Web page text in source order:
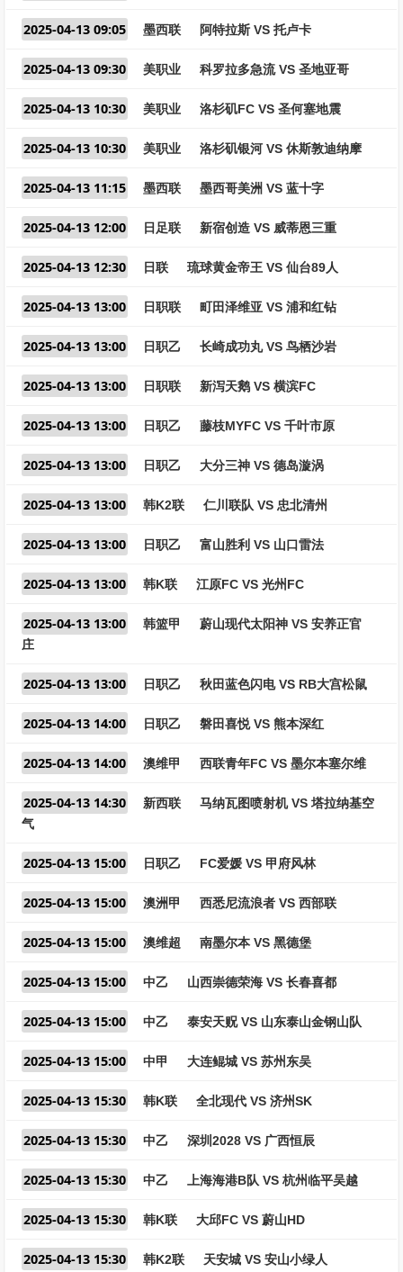
2025-04-13 09:05 墨西联 阿特拉斯 VS 托卢卡
2025-04-13 09:30 美职业 科罗拉多急流 VS 圣地亚哥
2025-04-13 10:30 美职业 洛杉矶FC VS 圣何塞地震
2025-04-13 10:30 美职业 洛杉矶银河 VS 休斯敦迪纳摩
2025-04-13 11:15 墨西联 墨西哥美洲 VS 蓝十字
2025-04-13 12:00 日足联 新宿创造 VS 威蒂恩三重
2025-04-13 12:30 日联 琉球黄金帝王 VS 仙台89人
2025-04-13 13:00 日职联 町田泽维亚 VS 浦和红钻
2025-04-13 13:00 日职乙 长崎成功丸 VS 鸟栖沙岩
2025-04-13 13:00 日职联 新泻天鹅 VS 横滨FC
2025-04-13 13:00 日职乙 藤枝MYFC VS 千叶市原
2025-04-13 13:00 日职乙 大分三神 VS 德岛漩涡
2025-04-13 13:00 韩K2联 仁川联队 VS 忠北清州
2025-04-13 13:00 日职乙 富山胜利 VS 山口雷法
2025-04-13 13:00 韩K联 江原FC VS 光州FC
2025-04-13 13:00 韩篮甲
蔚山现代太阳神 VS 安养正官
庄
2025-04-13 13:00 日职乙 秋田蓝色闪电 VS RB大宫松鼠
2025-04-13 14:00 日职乙 磐田喜悦 VS 熊本深红
2025-04-13 14:00 澳维甲 西联青年FC VS 墨尔本塞尔维
2025-04-13 14:30 新西联
马纳瓦图喷射机 VS 塔拉纳基空
气
2025-04-13 15:00 日职乙 FC爱媛 VS 甲府风林
2025-04-13 15:00 澳洲甲 西悉尼流浪者 VS 西部联
2025-04-13 15:00 澳维超 南墨尔本 VS 黑德堡
2025-04-13 15:00 中乙 山西崇德荣海 VS 长春喜都
2025-04-13 15:00 中乙 泰安天贶 VS 山东泰山金钢山队
2025-04-13 15:00 中甲 大连鲲城 VS 苏州东吴
2025-04-13 15:30 韩K联 全北现代 VS 济州SK
2025-04-13 15:30 中乙 深圳2028 VS 广西恒辰
2025-04-13 15:30 中乙 上海海港B队 VS 杭州临平吴越
2025-04-13 15:30 韩K联 大邱FC VS 蔚山HD
2025-04-13 15:30 韩K2联 天安城 VS 安山小绿人